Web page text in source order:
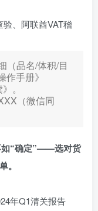
验、阿联酋VAT稽
（品名/体积/目
手册》
。
（微信同
如“确定”——选对货
。
年Q1清关报告